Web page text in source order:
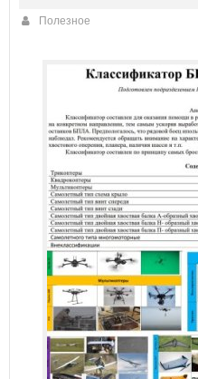
Полезное